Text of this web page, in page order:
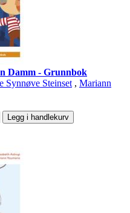
Damm - Grunnbok
Synnøve Steinset , Mariann
Legg i handlekurv